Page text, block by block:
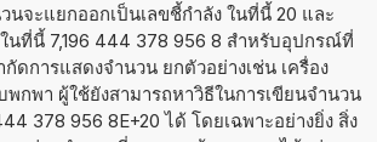
นจะแยกออกเป็นเลขชี้กำลัง ในที่นี้ 20 และ
นที่นี้ 7,196 444 378 956 8 สำหรับอุปกรณ์ที่
กัดการแสดงจำนวน ยกตัวอย่างเช่น เครื่อง
กพา ผู้ใช้ยังสามารถหาวิธีในการเขียนจำนวน
378 956 8E+20 ได้ โดยเฉพาะอย่างยิ่ง สิ่ง